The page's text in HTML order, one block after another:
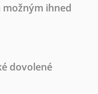
ihned
dovolené